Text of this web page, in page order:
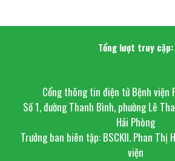
Tổng lượt truy cập:
Cổng thông tin điện tử Bệnh viện
Số 1, đường Thanh Bình, phường Lê
Hải Phòng
Trưởng ban biên tập: BSCKII. Phan Thị
viện